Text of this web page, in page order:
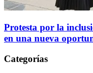
Protesta por la
en una nueva
Categorías